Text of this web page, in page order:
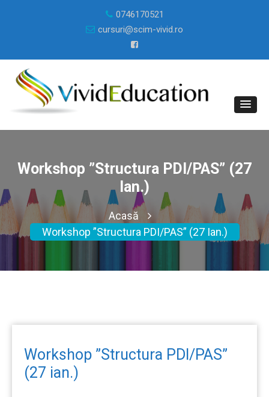
0746170521
cursuri@scim-vivid.ro
Workshop ”Structura PDI/PAS” (27
Ian.)
Acasă
Workshop ”Structura PDI/PAS” (27 Ian.)
Workshop ”Structura PDI/PAS”
(27 ian.)